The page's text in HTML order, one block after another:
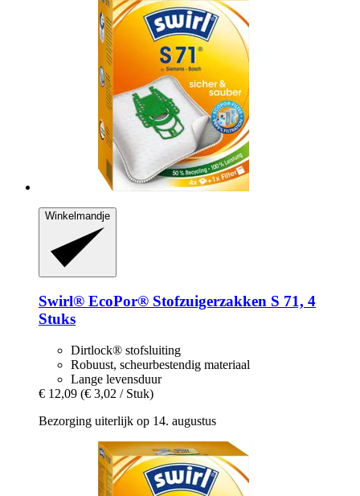
Winkelmandje
Swirl® EcoPor® Stofzuigerzakken S 71, 4
Stuks
Dirtlock® stofsluiting
Robuust, scheurbestendig materiaal
Lange levensduur
€ 12,09 (€ 3,02 / Stuk)
Bezorging uiterlijk op 14. augustus